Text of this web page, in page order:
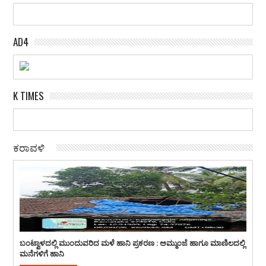
AD4
K TIMES
ಕರಾವಳಿ
ಬಂಟ್ವಾಳದಲ್ಲಿ ಮುಂದುವರಿದ ಮಳೆ ಹಾನಿ ಪ್ರಕರಣ : ಅಮ್ಮುಂಜೆ ಹಾಗೂ ಮಾಣಿಲದಲ್ಲಿ
ಮನೆಗಳಿಗೆ ಹಾನಿ